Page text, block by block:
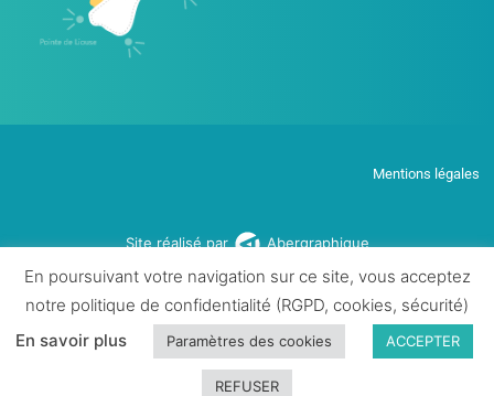
Mentions légales
Site réalisé par Abergraphique
En poursuivant votre navigation sur ce site, vous acceptez
notre politique de confidentialité (RGPD, cookies, sécurité)
En savoir plus
Paramètres des cookies ACCEPTER
REFUSER